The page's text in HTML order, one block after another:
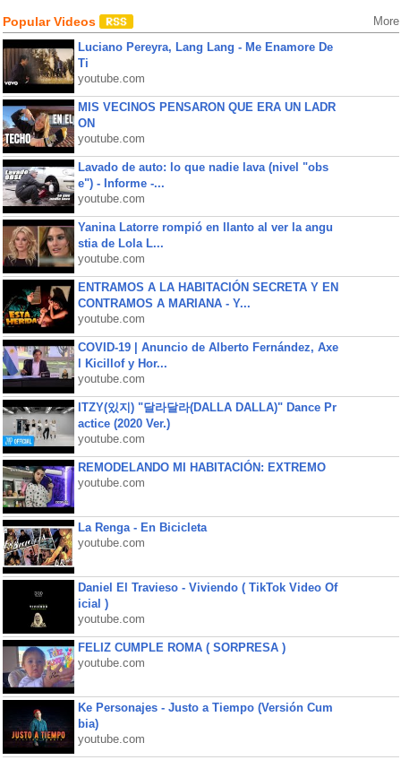
Popular Videos More
Luciano Pereyra, Lang Lang - Me Enamore De
Ti
youtube.com
MIS VECINOS PENSARON QUE ERA UN LADR
ON
youtube.com
Lavado de auto: lo que nadie lava (nivel "obs
e") - Informe -...
youtube.com
Yanina Latorre rompió en llanto al ver la angu
stia de Lola L...
youtube.com
ENTRAMOS A LA HABITACIÓN SECRETA Y EN
CONTRAMOS A MARIANA - Y...
youtube.com
COVID-19 | Anuncio de Alberto Fernández, Axe
l Kicillof y Hor...
youtube.com
ITZY(있지) "달라달라(DALLA DALLA)" Dance Pr
actice (2020 Ver.)
youtube.com
REMODELANDO MI HABITACIÓN: EXTREMO
youtube.com
La Renga - En Bicicleta
youtube.com
Daniel El Travieso - Viviendo ( TikTok Video Of
icial )
youtube.com
FELIZ CUMPLE ROMA ( SORPRESA )
youtube.com
Ke Personajes - Justo a Tiempo (Versión Cum
bia)
youtube.com